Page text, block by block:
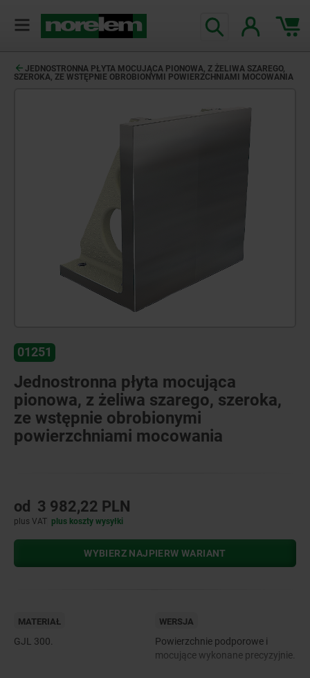
JEDNOSTRONNA PŁYTA MOCUJĄCA PIONOWA, Z ŻELIWA SZAREGO,
SZEROKA, ZE WSTĘPNIE OBROBIONYMI POWIERZCHNIAMI MOCOWANIA
01251
Jednostronna płyta mocująca
pionowa, z żeliwa szarego, szeroka,
ze wstępnie obrobionymi
powierzchniami mocowania
od 3 982,22 PLN
plus VAT plus koszty wysyłki
WYBIERZ NAJPIERW WARIANT
MATERIAŁ
GJL 300.
WERSJA
Powierzchnie podporowe i
mocujące wykonane precyzyjnie.